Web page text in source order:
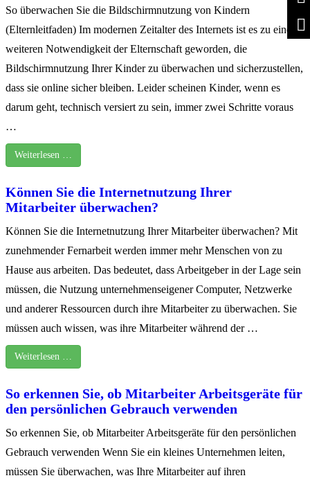
So überwachen Sie die Bildschirmnutzung von Kindern
(Elternleitfaden) Im modernen Zeitalter des Internets ist es zu einer
weiteren Notwendigkeit der Elternschaft geworden, die
Bildschirmnutzung Ihrer Kinder zu überwachen und sicherzustellen,
dass sie online sicher bleiben. Leider scheinen Kinder, wenn es
darum geht, technisch versiert zu sein, immer zwei Schritte voraus
…
Weiterlesen …
Können Sie die Internetnutzung Ihrer
Mitarbeiter überwachen?
Können Sie die Internetnutzung Ihrer Mitarbeiter überwachen? Mit
zunehmender Fernarbeit werden immer mehr Menschen von zu
Hause aus arbeiten. Das bedeutet, dass Arbeitgeber in der Lage sein
müssen, die Nutzung unternehmenseigener Computer, Netzwerke
und anderer Ressourcen durch ihre Mitarbeiter zu überwachen. Sie
müssen auch wissen, was ihre Mitarbeiter während der …
Weiterlesen …
So erkennen Sie, ob Mitarbeiter Arbeitsgeräte für
den persönlichen Gebrauch verwenden
So erkennen Sie, ob Mitarbeiter Arbeitsgeräte für den persönlichen
Gebrauch verwenden Wenn Sie ein kleines Unternehmen leiten,
müssen Sie überwachen, was Ihre Mitarbeiter auf ihren